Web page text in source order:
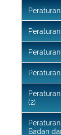
UU Pajak
(2)